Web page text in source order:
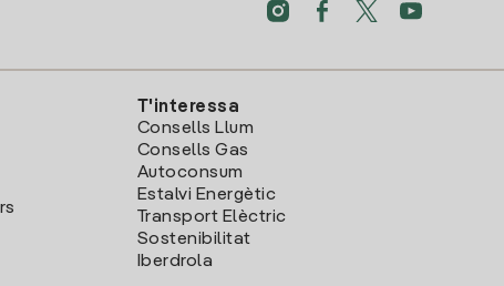
T'interessa
Consells Llum
Consells Gas
Autoconsum
Estalvi Energètic
Transport Elèctric
Sostenibilitat
Iberdrola